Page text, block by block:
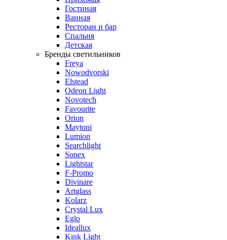
Гостиная
Ванная
Ресторан и бар
Спальня
Детская
Бренды светильников
Freya
Nowodvorski
Elstead
Odeon Light
Novotech
Favourite
Orion
Maytoni
Lumion
Searchlight
Sonex
Lightstar
F-Promo
Divinare
Artglass
Kolarz
Crystal Lux
Eglo
Ideallux
Kink Light